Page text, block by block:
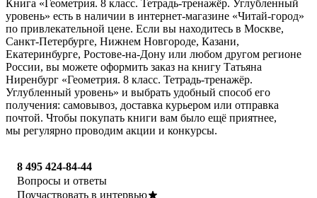
Книга «Геометрия. 8 класс. Тетрадь-тренажёр. Углубленный
уровень» есть в наличии в интернет-магазине «Читай-город»
по привлекательной цене. Если вы находитесь в Москве,
Санкт-Петербурге, Нижнем Новгороде, Казани,
Екатеринбурге, Ростове-на-Дону или любом другом регионе
России, вы можете оформить заказ на книгу Татьяна
Ниренбург «Геометрия. 8 класс. Тетрадь-тренажёр.
Углубленный уровень» и выбрать удобный способ его
получения: самовывоз, доставка курьером или отправка
почтой. Чтобы покупать книги вам было ещё приятнее,
мы регулярно проводим акции и конкурсы.
8 495 424-84-44
Вопросы и ответы
Поучаствовать в интервью